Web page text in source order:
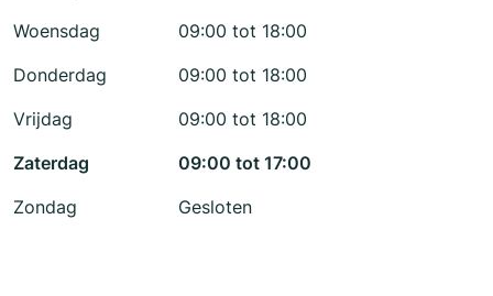
Woensdag
09:00 tot 18:00
Donderdag
09:00 tot 18:00
Vrijdag
09:00 tot 18:00
Zaterdag
09:00 tot 17:00
Zondag
Gesloten